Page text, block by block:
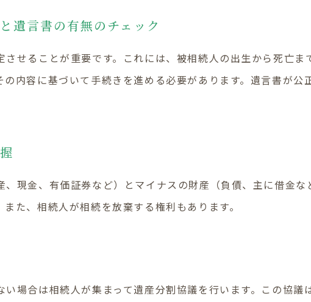
遺言書の有無のチェック
せることが重要です。これには、被相続人の出生から死亡ま
内容に基づいて手続きを進める必要があります。遺言書が公
現金、有価証券など）とマイナスの財産（負債、主に借金な
た、相続人が相続を放棄する権利もあります。
場合は相続人が集まって遺産分割協議を行います。この協議